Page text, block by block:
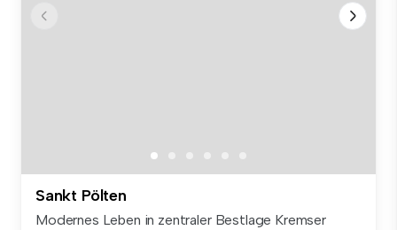
Sankt Pölten
Modernes Leben in zentraler Bestlage Kremser